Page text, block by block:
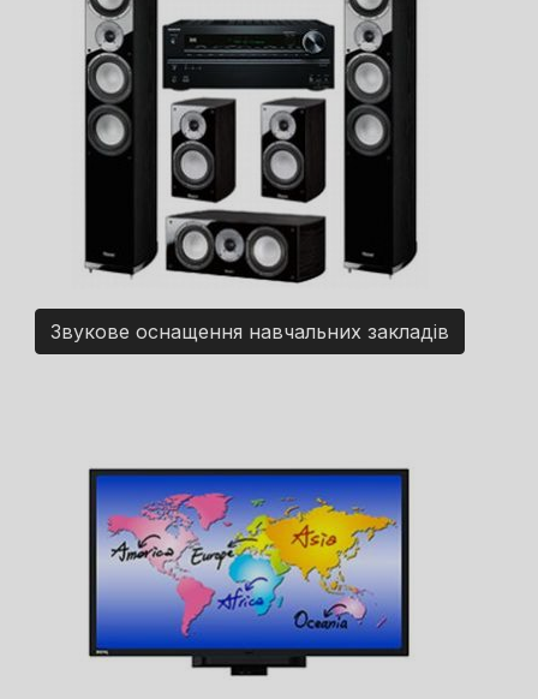
Звукове оснащення навчальних закладів